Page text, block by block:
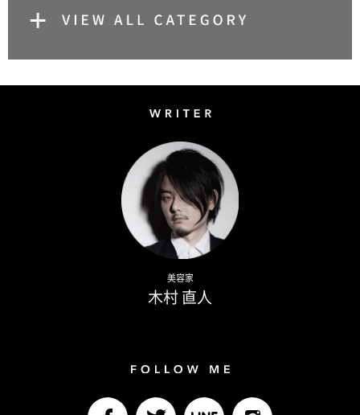
美容家
木村 直人